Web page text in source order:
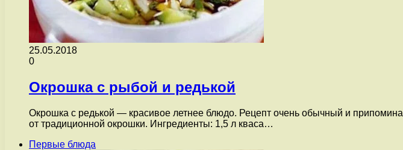
25.05.2018
0
Окрошка с рыбой и редькой
Окрошка с редькой — красивое летнее блюдо. Рецепт очень обычный и
от традиционной окрошки. Ингредиенты: 1,5 л кваса…
Первые блюда